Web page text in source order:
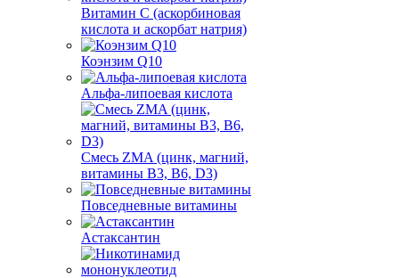
Витамин C (аскорбиновая
кислота и аскорбат натрия)
Коэнзим Q10
Альфа-липоевая кислота
Смесь ZMA (цинк, магний,
витамины B3, B6, D3)
Повседневные витамины
Астаксантин